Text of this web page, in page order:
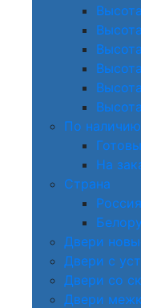
По наличию
На
Страна
Россия
Двери
Двери с
Двери со
Двери